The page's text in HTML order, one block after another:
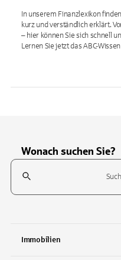
In unserem Finanzlexikon
kurz und verständlich erklärt.
– hier können Sie sich schnell
Lernen Sie jetzt das ABC-
Wonach suchen Sie?
Suchfeld
Immobilien